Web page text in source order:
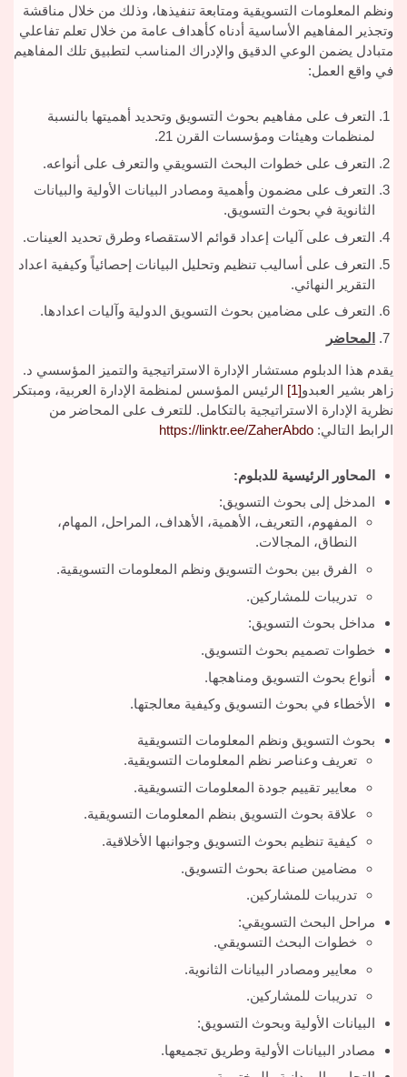
ونظم المعلومات التسويقية ومتابعة تنفيذها، وذلك من خلال مناقشة
وتجذير المفاهيم الأساسية أدناه كأهداف عامة من خلال تعلم تفاعلي
متبادل يضمن الوعي الدقيق والإدراك المناسب لتطبيق تلك المفاهيم
في واقع العمل:
التعرف على مفاهيم بحوث التسويق وتحديد أهميتها بالنسبة
لمنظمات وهيئات ومؤسسات القرن 21.
التعرف على خطوات البحث التسويقي والتعرف على أنواعه.
التعرف على مضمون وأهمية ومصادر البيانات الأولية والبيانات
الثانوية في بحوث التسويق.
التعرف على آليات إعداد قوائم الاستقصاء وطرق تحديد العينات.
التعرف على أساليب تنظيم وتحليل البيانات إحصائياً وكيفية اعداد
التقرير النهائي.
التعرف على مضامين بحوث التسويق الدولية وآليات اعدادها.
المحاضر
يقدم هذا الدبلوم مستشار الإدارة الاستراتيجية والتميز المؤسسي د.
زاهر بشير العبدو[1]
الرئيس المؤسس لمنظمة الإدارة العربية، ومبتكر
نظرية الإدارة الاستراتيجية بالتكامل. للتعرف على المحاضر من
الرابط التالي: https://linktr.ee/ZaherAbdo
المحاور الرئيسية للدبلوم:
المدخل إلى بحوث التسويق:
المفهوم، التعريف، الأهمية، الأهداف، المراحل، المهام،
النطاق، المجالات.
الفرق بين بحوث التسويق ونظم المعلومات التسويقية.
تدريبات للمشاركين.
مداخل بحوث التسويق:
خطوات تصميم بحوث التسويق.
أنواع بحوث التسويق ومناهجها.
الأخطاء في بحوث التسويق وكيفية معالجتها.
بحوث التسويق ونظم المعلومات التسويقية
تعريف وعناصر نظم المعلومات التسويقية.
معايير تقييم جودة المعلومات التسويقية.
علاقة بحوث التسويق بنظم المعلومات التسويقية.
كيفية تنظيم بحوث التسويق وجوانبها الأخلاقية.
مضامين صناعة بحوث التسويق.
تدريبات للمشاركين.
مراحل البحث التسويقي:
خطوات البحث التسويقي.
معايير ومصادر البيانات الثانوية.
تدريبات للمشاركين.
البيانات الأولية وبحوث التسويق:
مصادر البيانات الأولية وطريق تجميعها.